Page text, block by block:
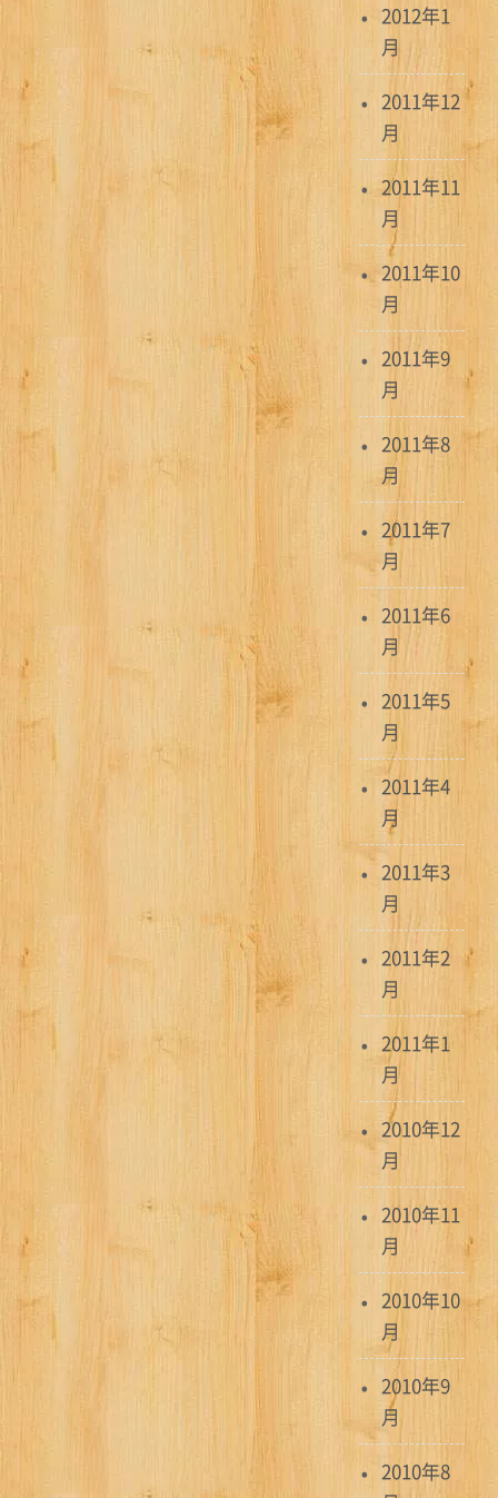
2012年1
月
2011年12
月
2011年11
月
2011年10
月
2011年9
月
2011年8
月
2011年7
月
2011年6
月
2011年5
月
2011年4
月
2011年3
月
2011年2
月
2011年1
月
2010年12
月
2010年11
月
2010年10
月
2010年9
月
2010年8